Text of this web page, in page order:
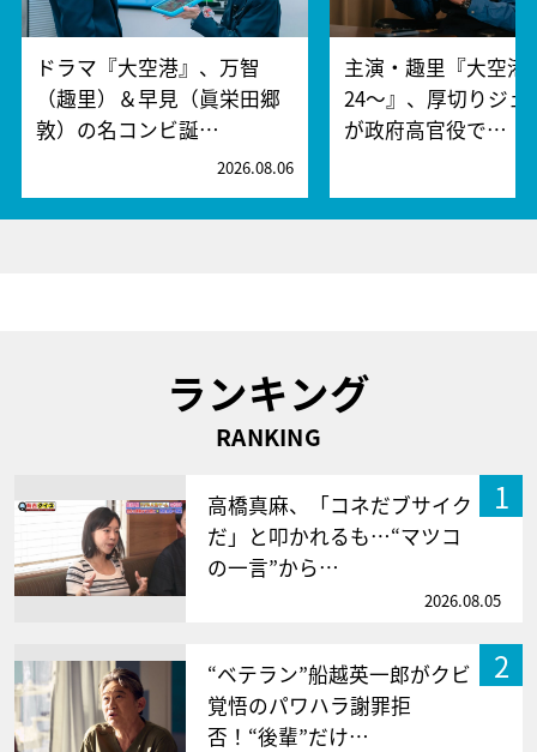
ドラマ『大空港』、万智
（趣里）＆早見（眞栄田郷
敦）の名コンビ誕…
2026.08.06
主演・趣里『大空港
24～』、厚切りジェ
が政府高官役で…
ランキング
RANKING
1
高橋真麻、「コネだブサイク
だ」と叩かれるも…“マツコ
の一言”から…
2026.08.05
2
“ベテラン”船越英一郎がクビ
覚悟のパワハラ謝罪拒
否！“後輩”だけ…